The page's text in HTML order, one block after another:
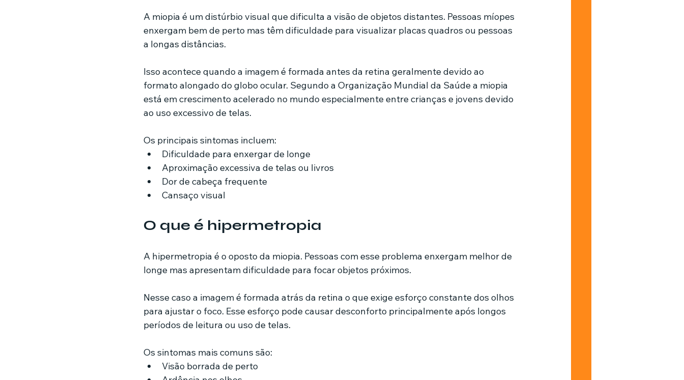
A miopia é um distúrbio visual que dificulta a visão de objetos distantes. Pessoas míopes
enxergam bem de perto mas têm dificuldade para visualizar placas quadros ou pessoas
a longas distâncias.
Isso acontece quando a imagem é formada antes da retina geralmente devido ao
formato alongado do globo ocular. Segundo a Organização Mundial da Saúde a miopia
está em crescimento acelerado no mundo especialmente entre crianças e jovens devido
ao uso excessivo de telas.
Os principais sintomas incluem:
Dificuldade para enxergar de longe
Aproximação excessiva de telas ou livros
Dor de cabeça frequente
Cansaço visual
O que é hipermetropia
A hipermetropia é o oposto da miopia. Pessoas com esse problema enxergam melhor de
longe mas apresentam dificuldade para focar objetos próximos.
Nesse caso a imagem é formada atrás da retina o que exige esforço constante dos olhos
para ajustar o foco. Esse esforço pode causar desconforto principalmente após longos
períodos de leitura ou uso de telas.
Os sintomas mais comuns são:
Visão borrada de perto